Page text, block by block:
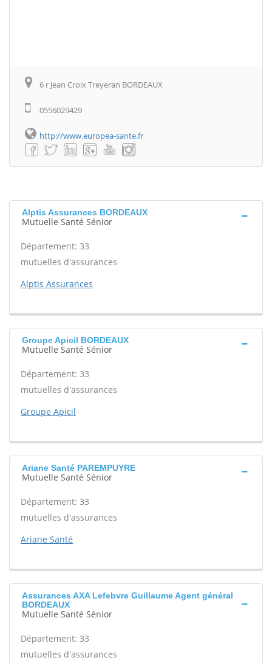
6 r Jean Croix Treyeran BORDEAUX
0556029429
http://www.europea-sante.fr
Alptis Assurances BORDEAUX
Mutuelle Santé Sénior
Département: 33
mutuelles d'assurances
Alptis Assurances
Groupe Apicil BORDEAUX
Mutuelle Santé Sénior
Département: 33
mutuelles d'assurances
Groupe Apicil
Ariane Santé PAREMPUYRE
Mutuelle Santé Sénior
Département: 33
mutuelles d'assurances
Ariane Santé
Assurances AXA Lefebvre Guillaume Agent général
BORDEAUX
Mutuelle Santé Sénior
Département: 33
mutuelles d'assurances